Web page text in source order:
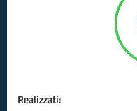
Realizzati: